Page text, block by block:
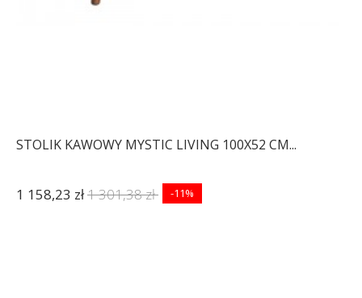
STOLIK KAWOWY MYSTIC LIVING 100X52 CM...
1 158,23 zł1 301,38 zł -11%